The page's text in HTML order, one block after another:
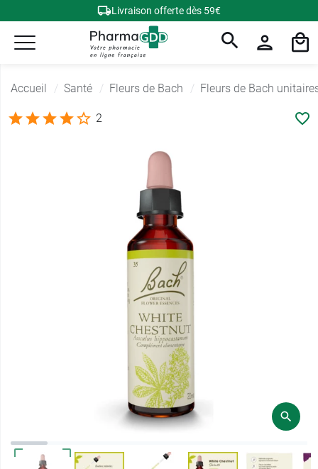
Livraison offerte dès 59€
Accueil Santé Fleurs de Bach Fleurs de Bach
2